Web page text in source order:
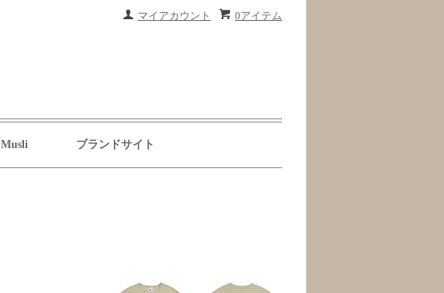
0アイテム
マイアカウント
Musli ブランドサイト